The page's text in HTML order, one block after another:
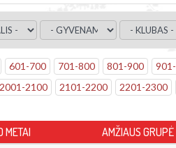
601 -700 701 -800 801 -900 901 -
2001 -2100 2101 -2200 2201 -2300
METAI AMŽIAUS GRUPĖ